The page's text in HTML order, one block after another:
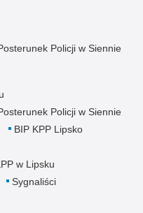
Policji w Siennie
Policji w Siennie
BIP KPP Lipsko
w Lipsku
Sygnaliści